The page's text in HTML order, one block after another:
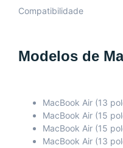
Compatibilidade
Modelos de
MacBook Air (13
MacBook Air (15
MacBook Air (15
MacBook Air (13